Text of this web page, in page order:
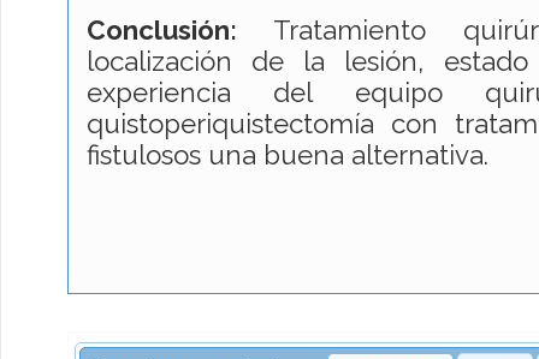
Conclusión: Tratamiento
localización de la lesión,
experiencia del equipo
quistoperiquistectomía con
fistulosos una buena alternativa.